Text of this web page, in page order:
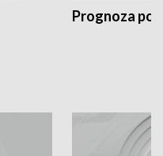
Prognoza